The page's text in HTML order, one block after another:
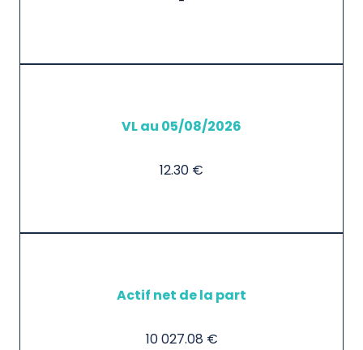
VL au 05/08/2026
12.30 €
Actif net de la part
10 027.08 €